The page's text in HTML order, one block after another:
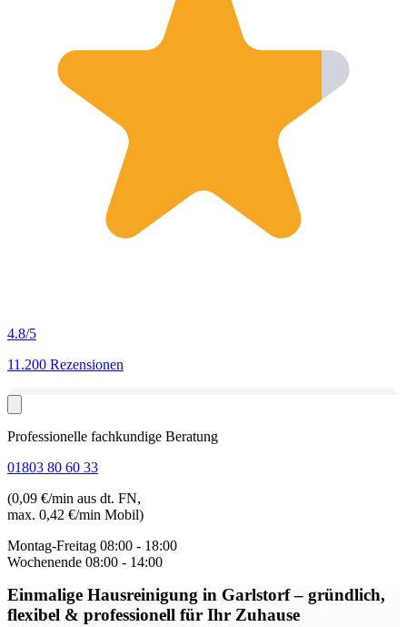
4.8/5
11.200 Rezensionen
Professionelle fachkundige Beratung
01803 80 60 33
(0,09 €/min aus dt. FN,
max. 0,42 €/min Mobil)
Montag-Freitag 08:00 - 18:00
Wochenende 08:00 - 14:00
Einmalige Hausreinigung in Garlstorf– gründlich,
flexibel & professionell für Ihr Zuhause